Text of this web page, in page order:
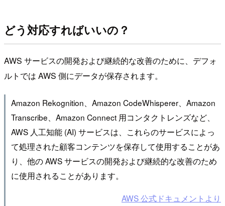
どう対応すればいいの？
AWS サービスの開発および継続的な改善のために、デフォ
ルトでは AWS 側にデータが保存されます。
Amazon Rekognition、Amazon CodeWhisperer、Amazon
Transcribe、Amazon Connect 用コンタクトレンズなど、
AWS 人工知能 (AI) サービスは、これらのサービスによっ
て処理された顧客コンテンツを保存して使用することがあ
り、他の AWS サービスの開発および継続的な改善のため
に使用されることがあります。
AWS 公式ドキュメントより